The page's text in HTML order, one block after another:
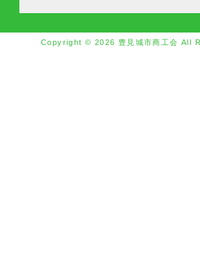
Copyright © 2026 豊見城市商工会 All